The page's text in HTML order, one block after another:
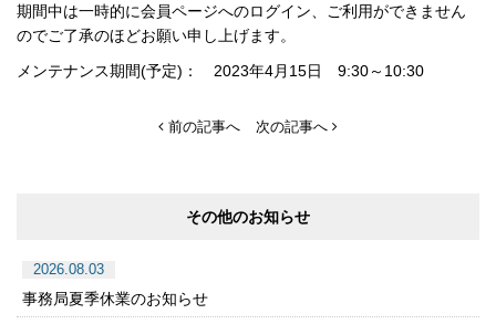
期間中は一時的に会員ページへのログイン、ご利用ができません
のでご了承のほどお願い申し上げます。
メンテナンス期間(予定)： 2023年4月15日 9:30～10:30
前の記事へ 次の記事へ
その他のお知らせ
2026.08.03
事務局夏季休業のお知らせ